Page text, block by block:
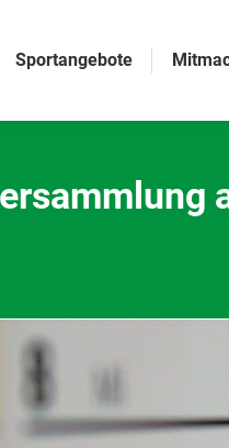
Sportangebote